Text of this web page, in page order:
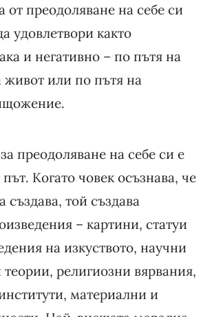
от преодоляване на себе си
удовлетвори както
и негативно – по пътя на
живот или по пътя на
преодоляване на себе си е
Когато човек осъзнава, че
създава, той създава
– картини, статуи
на изкуството, научни
религиозни вярвания,
материални и